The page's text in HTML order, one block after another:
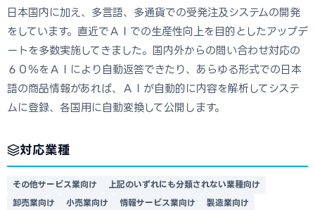
日本国内に加え、多言語、多通貨での受発注及システムの開発
をしています。直近でＡＩでの生産性向上を目的としたアップデ
ートを多数実施してきました。国内外からの問い合わせ対応の
６０％をＡＩにより自動返答できたり、あらゆる形式での日本
語の商品情報があれば、ＡＩが自動的に内容を解析してシステ
ムに登録、各国用に自動変換して公開します。
対応業種
その他サービス業向け
上記のいずれにも分類されない業種向け
卸売業向け
小売業向け 情報サービス業向け
製造業向け